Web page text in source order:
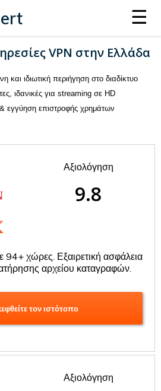
☰
VPN στην Ελλάδα
ιδιωτική περιήγηση στο διαδίκτυο
ιδανικές για streaming σε HD
εγγύηση επιστροφής χρημάτων
94+ χώρες. Εξαιρετική ασφάλεια
αρχείου καταγραφών.
Αξιολόγηση
9.8
τον ιστότοπο
Αξιολόγηση